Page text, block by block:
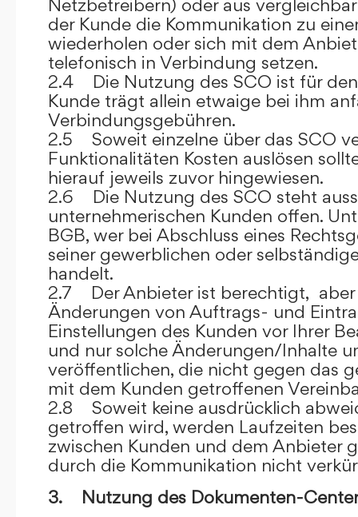
Netzbetreibern) oder aus
der Kunde die Kommunikation zu
wiederholen oder sich mit dem
telefonisch in Verbindung setzen.
2.4 Die Nutzung des SCO ist für den
Kunde trägt allein etwaige bei ihm
Verbindungsgebühren.
2.5 Soweit einzelne über das SCO
Funktionalitäten Kosten auslösen
hierauf jeweils zuvor hingewiesen.
2.6 Die Nutzung des SCO steht
unternehmerischen Kunden offen.
BGB, wer bei Abschluss eines
seiner gewerblichen oder
handelt.
2.7 Der Anbieter ist berechtigt,
Änderungen von Auftrags- und
Einstellungen des Kunden vor Ihrer
und nur solche Änderungen/Inhalte
veröffentlichen, die nicht gegen das
mit dem Kunden getroffenen
2.8 Soweit keine ausdrücklich
getroffen wird, werden Laufzeiten
zwischen Kunden und dem Anbieter
durch die Kommunikation nicht
3. Nutzung des Dokumenten-